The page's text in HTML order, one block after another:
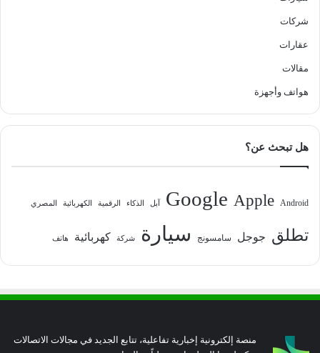
شركات
عقارات
مقالات
هواتف وأجهزة
هل تبحث عن؟
Android
Apple
Google آبل الذكاء الرقمية الكهربائية المصري
تطلق جوجل سامسونج سيارة شركة كهربائية هاتف
منصة إلكترونية إخبارية تفاعلية، تتابع الجديد في مجالات الاتصالات